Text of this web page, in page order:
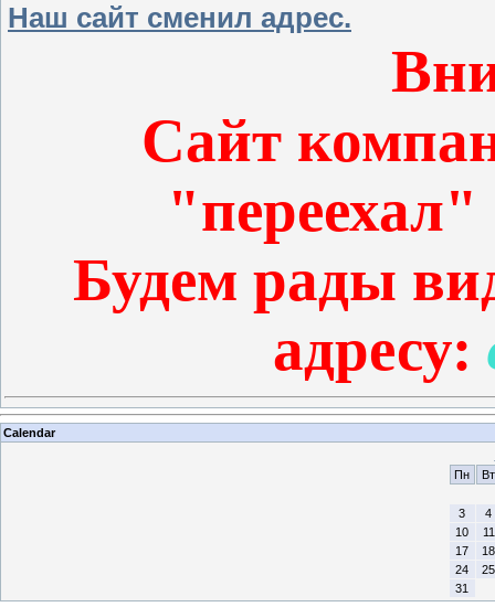
Наш сайт сменил адрес.
Сайт
"переехал"
Будем рады
адресу:
Calendar
Пн
Вт
3
4
10
11
17
18
24
25
31